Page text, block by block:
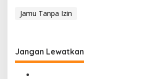
Jamu Tanpa Izin
Jangan Lewatkan